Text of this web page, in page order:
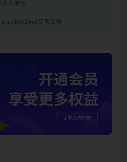
永久有效
或留言反馈